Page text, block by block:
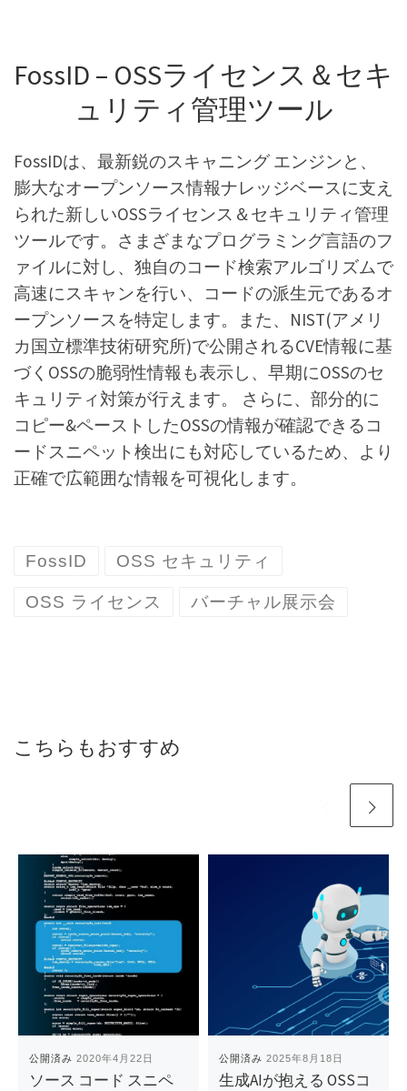
FossID – OSSライセンス＆セキ
ュリティ管理ツール
FossIDは、最新鋭のスキャニング エンジンと、
膨大なオープンソース情報ナレッジベースに支え
られた新しいOSSライセンス＆セキュリティ管理
ツールです。さまざまなプログラミング言語のフ
ァイルに対し、独自のコード検索アルゴリズムで
高速にスキャンを行い、コードの派生元であるオ
ープンソースを特定します。また、NIST(アメリ
カ国立標準技術研究所)で公開されるCVE情報に基
づくOSSの脆弱性情報も表示し、早期にOSSのセ
キュリティ対策が行えます。 さらに、部分的に
コピー&ペーストしたOSSの情報が確認できるコ
ードスニペット検出にも対応しているため、より
正確で広範囲な情報を可視化します。
FossID OSS セキュリティ
OSS ライセンス バーチャル展示会
こちらもおすすめ
公開済み2020年4月22日
ソース コード スニペ
公開済み2025年8月18日
生成AIが抱える OSSコ